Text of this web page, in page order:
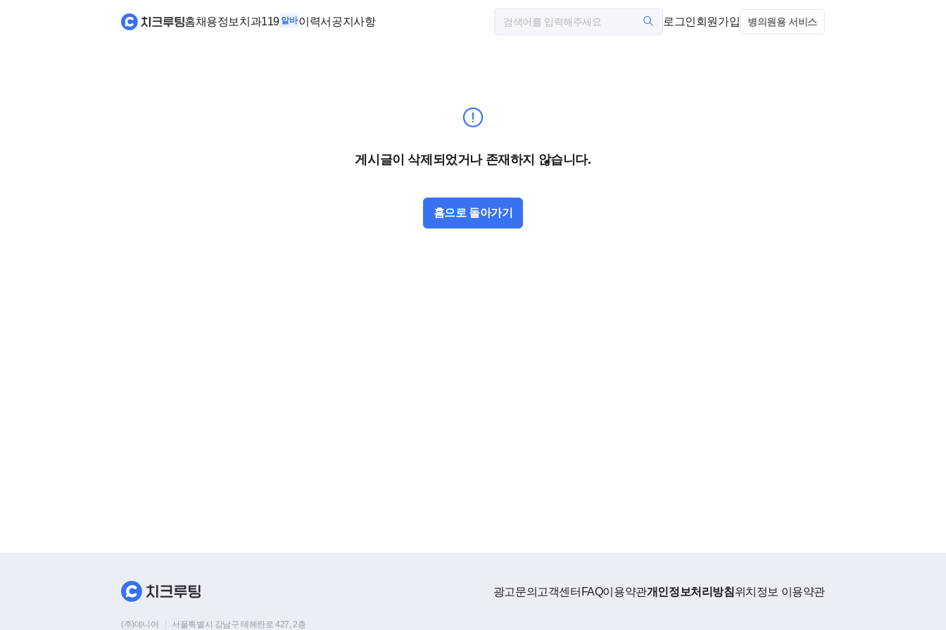
홈채용정보 치과119 알바이력서 공지사항 로그인회원가입 병의원용 서비스
게시글이 삭제되었거나 존재하지 않습니다.
홈으로 돌아가기
광고문의 고객센터 FAQ이용약관개인정보처리방침위치정보 이용약관
(주)데니어 서울특별시 강남구 테헤란로 427, 2층